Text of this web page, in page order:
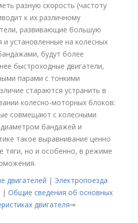
разную скорость (частоту
к их различному
развивающие большую
и установленные на колесных
будут более
быстроходные двигатели,
парами с тонкими
стараются устранить в
колесно-моторных блоков:
совмещают с колесными
бандажей и
такое выравнивание ценно
тяги, но и особенно, в режиме
двигателей | Электропоезда
| Общие сведения об основных
двигателя⇒